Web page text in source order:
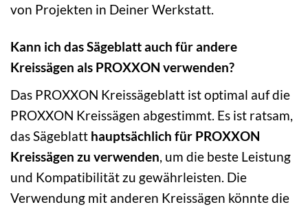
von Projekten in Deiner Werkstatt.
Kann ich das Sägeblatt auch für andere
Kreissägen als PROXXON verwenden?
Das PROXXON Kreissägeblatt ist optimal auf die
PROXXON Kreissägen abgestimmt. Es ist ratsam,
das Sägeblatt hauptsächlich für PROXXON
Kreissägen zu verwenden, um die beste Leistung
und Kompatibilität zu gewährleisten. Die
Verwendung mit anderen Kreissägen könnte die